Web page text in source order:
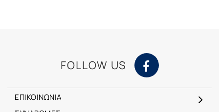
FOLLOW US
ΕΠΙΚΟΙΝΩΝΙΑ